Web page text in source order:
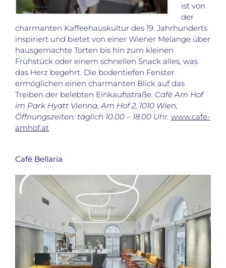
ist von
der
charmanten Kaffeehauskultur des 19. Jahrhunderts
inspiriert und bietet von einer Wiener Melange über
hausgemachte Torten bis hin zum kleinen
Frühstück oder einem schnellen Snack alles, was
das Herz begehrt. Die bodentiefen Fenster
ermöglichen einen charmanten Blick auf das
Treiben der belebten Einkaufsstraße. Café Am Hof
im Park Hyatt Vienna, Am Hof 2, 1010 Wien,
Öffnungszeiten: täglich 10.00 – 18.00 Uhr. www.cafe-
amhof.at
Café Bellaria